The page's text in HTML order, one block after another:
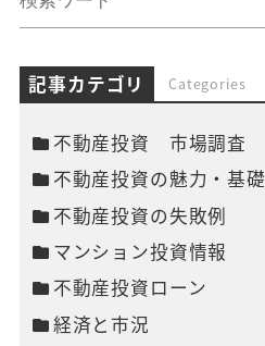
記事カテゴリ Categories
不動産投資 市場調査
不動産投資の魅力・基礎
不動産投資の失敗例
マンション投資情報
不動産投資ローン
経済と市況